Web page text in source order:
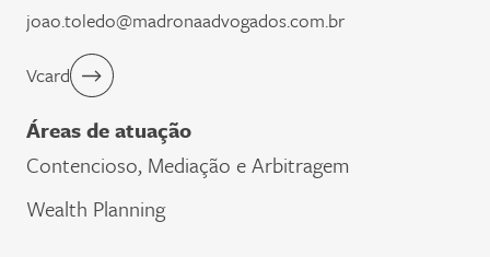
joao.toledo@madronaadvogados.com.br
Vcard
Áreas de atuação
Contencioso, Mediação e Arbitragem
Wealth Planning